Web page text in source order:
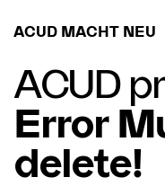
ACUD MACHT NEU
ACUD
Error
delete!